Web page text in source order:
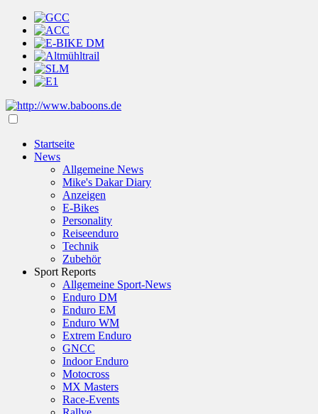
Startseite
News
Allgemeine News
Mike's Dakar Diary
Anzeigen
E-Bikes
Personality
Reiseenduro
Technik
Zubehör
Sport Reports
Allgemeine Sport-News
Enduro DM
Enduro EM
Enduro WM
Extrem Enduro
GNCC
Indoor Enduro
Motocross
MX Masters
Race-Events